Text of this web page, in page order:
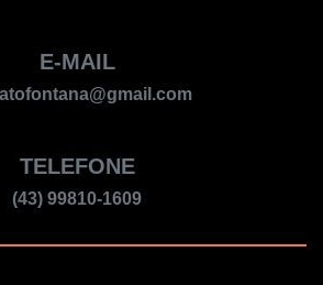
E-MAIL
TELEFONE
(43) 99810-1609